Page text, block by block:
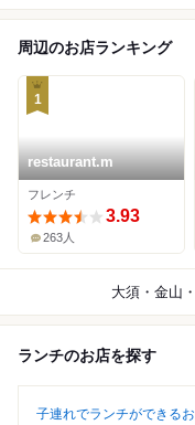
周辺のお店ランキング
1
restaurant.m
フレンチ
3.93
263人
大須・金山
ランチのお店を探す
子連れでランチができる